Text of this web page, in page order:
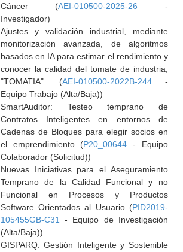
Cáncer (AEI-010500-2025-26 -
Investigador)
Ajustes y validación industrial, mediante
monitorización avanzada, de algoritmos
basados en IA para estimar el rendimiento y
conocer la calidad del tomate de industria,
"TOMATIA". (AEI-010500-2022B-244-
Equipo Trabajo (Alta/Baja))
SmartAuditor: Testeo temprano de
Contratos Inteligentes en entornos de
Cadenas de Bloques para elegir socios en
el emprendimiento (P20_00644 - Equipo
Colaborador (Solicitud))
Nuevas Iniciativas para el Aseguramiento
Temprano de la Calidad Funcional y no
Funcional en Procesos y Productos
Software Orientados al Usuario (PID2019-
105455GB-C31
- Equipo de Investigación
(Alta/Baja))
GISPARQ. Gestión Inteligente y Sostenible